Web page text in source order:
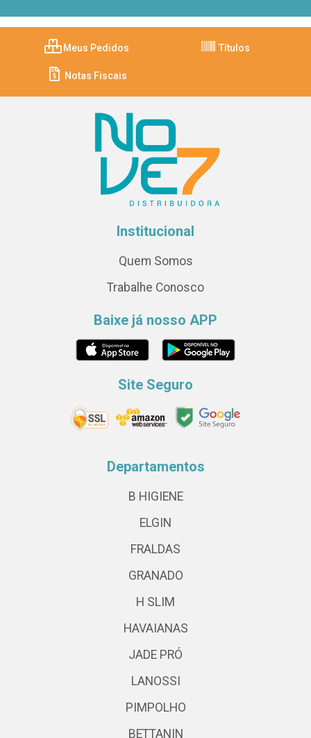
Meus Pedidos Títulos
Notas Fiscais
Institucional
Quem Somos
Trabalhe Conosco
Baixe já nosso APP
Site Seguro
Departamentos
B HIGIENE
ELGIN
FRALDAS
GRANADO
H SLIM
HAVAIANAS
JADE PRÓ
LANOSSI
PIMPOLHO
BETTANIN